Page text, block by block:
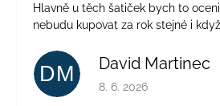
Hlavně u těch šatiček bych to
nebudu kupovat za rok stejné i
DM David Martinec
Hodnocení obchodu je
8. 6. 2026